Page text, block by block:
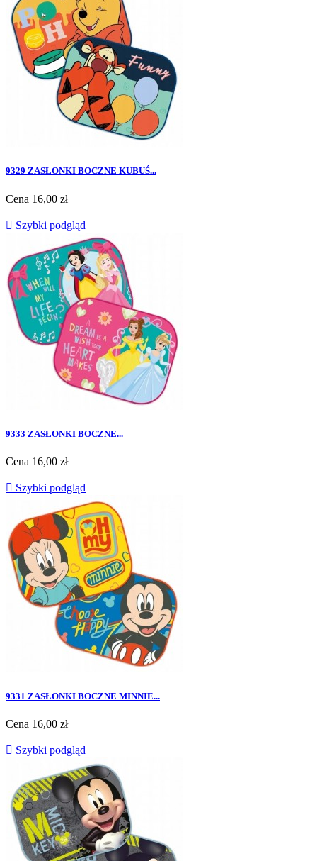
9329 ZASŁONKI BOCZNE KUBUŚ...
Cena 16,00 zł
 Szybki podgląd
9333 ZASŁONKI BOCZNE...
Cena 16,00 zł
 Szybki podgląd
9331 ZASŁONKI BOCZNE MINNIE...
Cena 16,00 zł
 Szybki podgląd